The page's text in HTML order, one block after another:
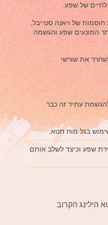
של שפע.
ה-100", 100 אמונות חוסמות של ויאנה סטייבל,
המונעים שפע והגשמה
את שורשי
עתיד זה כבר
בגל מוח תטא.
שפע וכיצד לשלב אותם
הילינג הקרוב